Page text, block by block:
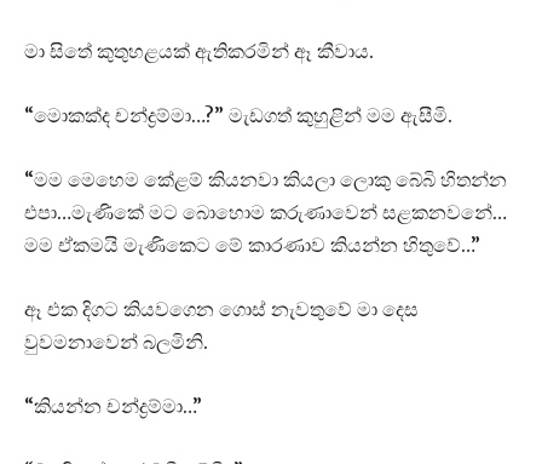
මා සිතේ කුතුහළයක් ඇතිකරමින් ඈ කීවාය.
“මොකක්ද චන්ද්‍රම්මා…?” මැඩගත් කුහුළින් මම ඇසීමි.
“මම මෙහෙම කේළම් කියනවා කියලා ලොකු බේබි හිතන්න
එපා…මැණිකේ මට බොහොම කරුණාවෙන් සළකනවනේ…
මම ඒකමයි මැණිකෙට මේ කාරණාව කියන්න හිතුවේ…”
ඈ එක දිගට කියවගෙන ගොස් නැවතුවේ මා දෙස
වුවමනාවෙන් බලමිනි.
“කියන්න චන්ද්‍රම්මා…”